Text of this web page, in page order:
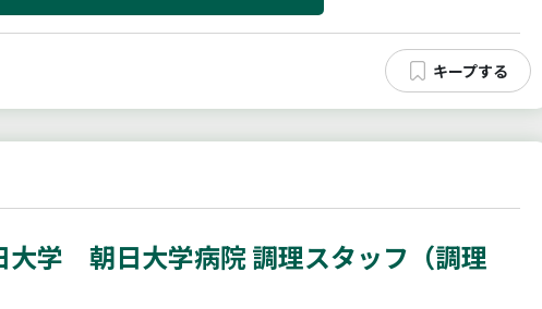
学 朝日大学病院 調理スタッフ（調理